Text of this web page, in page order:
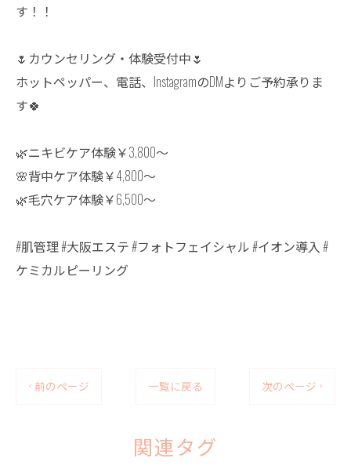
す！！
🌷カウンセリング・体験受付中🌷
ホットペッパー、電話、InstagramのDMよりご予約承りま
す🍀
🌿ニキビケア体験￥3,800〜
🌸背中ケア体験￥4,800〜
🌿毛穴ケア体験￥6,500〜
#肌管理 #大阪エステ #フォトフェイシャル #イオン導入 #
ケミカルピーリング
< 前のページ 一覧に戻る 次のページ >
関連タグ